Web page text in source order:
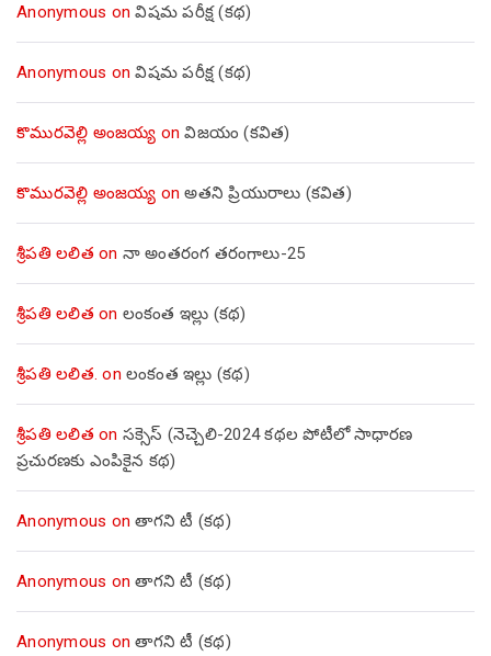
Anonymous onవిషమ పరీక్ష (క‌థ‌)
Anonymous onవిషమ పరీక్ష (క‌థ‌)
కొమురవెల్లి అంజయ్య onవిజయం (కవిత)
కొమురవెల్లి అంజయ్య onఅతని ప్రియురాలు (కవిత)
శ్రీపతి లలిత on నా అంతరంగ తరంగాలు-25
శ్రీపతి లలిత on లంకంత ఇల్లు (కథ)
శ్రీపతి లలిత. on లంకంత ఇల్లు (కథ)
శ్రీపతి లలిత on సక్సెస్ (నెచ్చెలి-2024 కథల పోటీలో సాధారణ
ప్రచురణకు ఎంపికైన కథ)
Anonymous onతాగని టీ (కథ)
Anonymous onతాగని టీ (కథ)
Anonymous onతాగని టీ (కథ)